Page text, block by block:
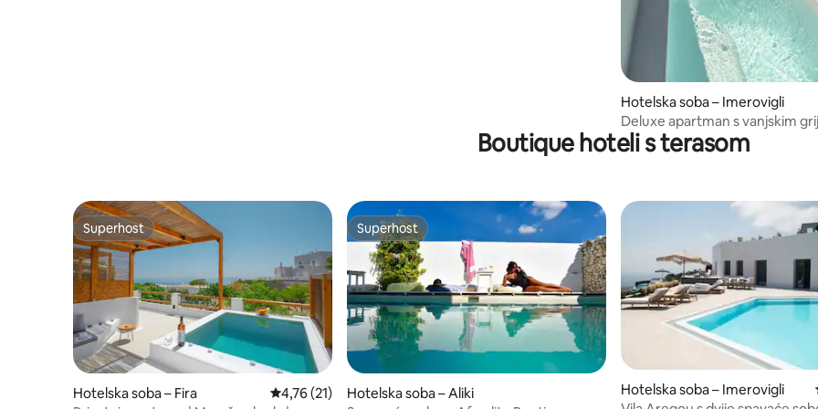
Hotelska soba – Imerovigli
Deluxe apartman s vanjskim
jacuzzijem
Boutique hoteli s terasom
Superhost
Superhost
Hotelska soba – Fira Prosječna ocjena: 4,76/5, recenzija: 21
4,76 (21)
Superhost
Superhost
Hotelska soba – Aliki
Hotelska soba – Imerovigli